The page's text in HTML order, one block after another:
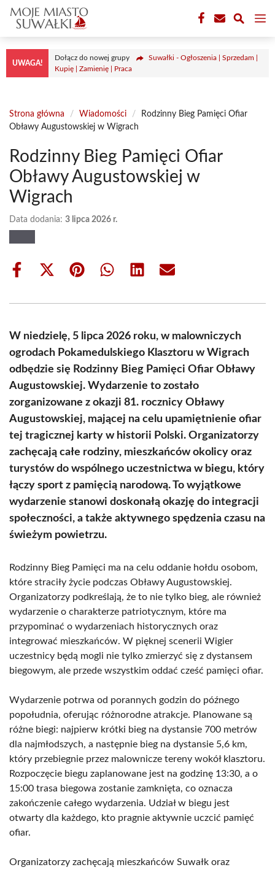
Przejdź
treści
UWAGA!
Dołącz do nowej grupy
Suwałki - Ogłoszenia | Sprzedam |
Kupię | Zamienię | Praca
Strona główna / Wiadomości /
Rodzinny Bieg Pamięci Ofiar
Obławy Augustowskiej w Wigrach
Rodzinny Bieg Pamięci Ofiar
Obławy Augustowskiej w
Wigrach
Data dodania: 3 lipca 2026 r.
Share
Share
(Twitter)
Share Share Share Share
W niedzielę, 5 lipca 2026 roku, w malowniczych
ogrodach Pokamedulskiego Klasztoru w Wigrach
odbędzie się Rodzinny Bieg Pamięci Ofiar Obławy
Augustowskiej. Wydarzenie to zostało
zorganizowane z okazji 81. rocznicy Obławy
Augustowskiej, mającej na celu upamiętnienie ofiar
tej tragicznej karty w historii Polski. Organizatorzy
zachęcają całe rodziny, mieszkańców okolicy oraz
turystów do wspólnego uczestnictwa w biegu, który
łączy sport z pamięcią narodową. To wyjątkowe
wydarzenie stanowi doskonałą okazję do integracji
społeczności, a także aktywnego spędzenia czasu na
świeżym powietrzu.
Rodzinny Bieg Pamięci ma na celu oddanie hołdu osobom,
które straciły życie podczas Obławy Augustowskiej.
Organizatorzy podkreślają, że to nie tylko bieg, ale również
wydarzenie o charakterze patriotycznym, które ma
przypominać o wydarzeniach historycznych oraz
integrować mieszkańców. W pięknej scenerii Wigier
uczestnicy będą mogli nie tylko zmierzyć się z dystansem
biegowym, ale przede wszystkim oddać cześć pamięci ofiar.
Wydarzenie potrwa od porannych godzin do późnego
popołudnia, oferując różnorodne atrakcje. Planowane są
różne biegi: najpierw krótki bieg na dystansie 700 metrów
dla najmłodszych, a następnie bieg na dystansie 5,6 km,
który przebiegnie przez malownicze tereny wokół klasztoru.
Rozpoczęcie biegu zaplanowane jest na godzinę 13:30, a o
15:00 trasa biegowa zostanie zamknięta, co oznacza
zakończenie całego wydarzenia. Udział w biegu jest
otwarty dla każdego, kto pragnie aktywnie uczcić pamięć
ofiar.
Organizatorzy zachęcają mieszkańców Suwałk oraz